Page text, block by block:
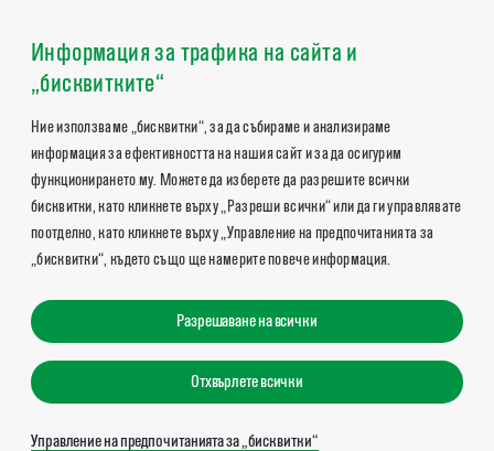
Информация за трафика на сайта и
„бисквитките“
Ние използваме „бисквитки“, за да събираме и анализираме
информация за ефективността на нашия сайт и за да осигурим
функционирането му. Можете да изберете да разрешите всички
бисквитки, като кликнете върху „Разреши всички“ или да ги управлявате
поотделно, като кликнете върху „Управление на предпочитанията за
„бисквитки“, където също ще намерите повече информация.
Разрешаване на всички
Отхвърлете всички
Управление на предпочитанията за „бисквитки“